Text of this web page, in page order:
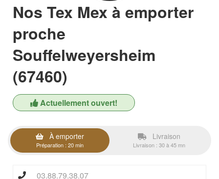
Nos Tex Mex à emporter
proche
Souffelweyersheim
(67460)
Actuellement ouvert!
À emporter
Préparation : 20 min
Livraison
Livraison : 30 à 45 mn
03.88.79.38.07